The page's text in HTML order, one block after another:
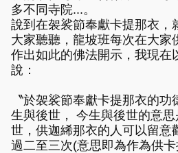
多不同寺院...。
說到在袈裟節奉獻卡提那衣，
大家聽聽，龍坡班每次在大家
作出如此的佛法開示，我現在
說：
〝於袈裟節奉獻卡提那衣的
生與後世， 今生與後世的意
世，供迦絺那衣的人可以留意
過二至三次(意思即為作為供